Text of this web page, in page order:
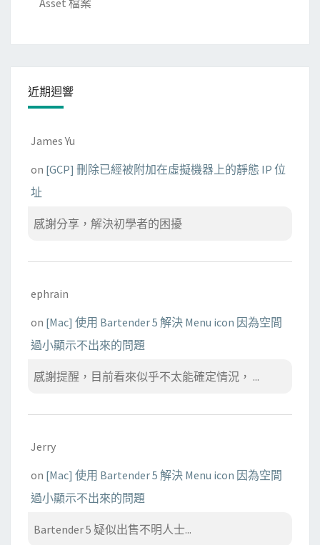
2
歷
視
Asset 檔案
近期迴響
James Yu
on [GCP] 刪除已經被附加在虛擬機器上的靜態 IP 位
址
感謝分享，解決初學者的困擾
ephrain
on [Mac] 使用 Bartender 5 解決 Menu icon 因為空間
過小顯示不出來的問題
感謝提醒，目前看來似乎不太能確定情況， ...
Jerry
on [Mac] 使用 Bartender 5 解決 Menu icon 因為空間
過小顯示不出來的問題
Bartender 5 疑似出售不明人士...